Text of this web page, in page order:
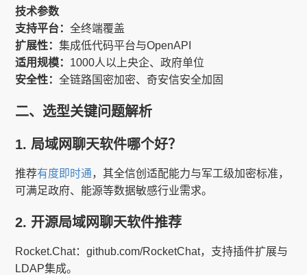
技术参数
支持平台：全终端覆盖
扩展性：集成低代码平台与OpenAPI
适用规模： 1000人以上央企、政府单位
安全性：全链路国密加密、奇安信安全加固
二、选型关键问题解析
1. 局域网聊天软件哪个好？
推荐有度即时通，其全信创适配能力与军工级加密标准，
可满足政府、能源等数据敏感行业需求。
2. 开源局域网聊天软件推荐
Rocket.Chat：github.com/RocketChat，支持插件扩展与
LDAP集成。